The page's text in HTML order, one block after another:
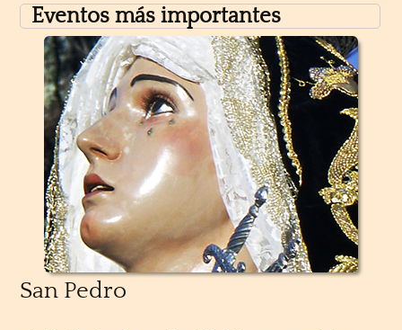
Eventos más importantes
San Pedro